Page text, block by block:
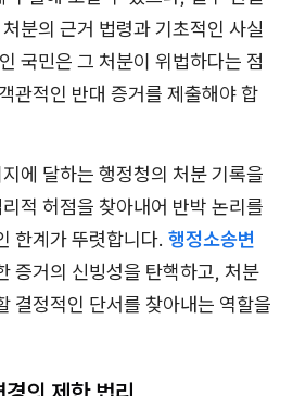
분의 근거 법령과 기초적인 사실
국민은 그 처분이 위법하다는 점
관적인 반대 증거를 제출해야 합
에 달하는 행정청의 처분 기록을
적 허점을 찾아내어 반박 논리를
한계가 뚜렷합니다. 행정소송변
증거의 신빙성을 탄핵하고, 처분
결정적인 단서를 찾아내는 역할을